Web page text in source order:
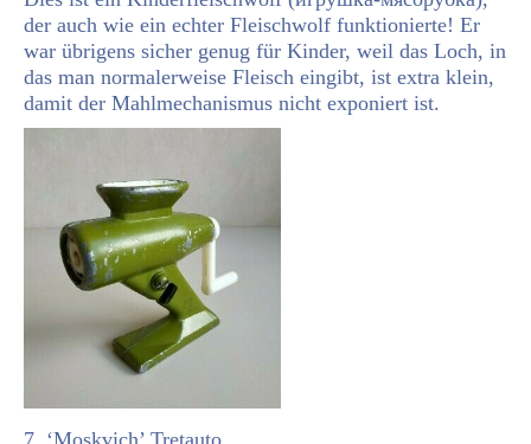
der auch wie ein echter Fleischwolf funktionierte! Er
war übrigens sicher genug für Kinder, weil das Loch, in
das man normalerweise Fleisch eingibt, ist extra klein,
damit der Mahlmechanismus nicht exponiert ist.
7. ‘Moskvich’ Tretauto